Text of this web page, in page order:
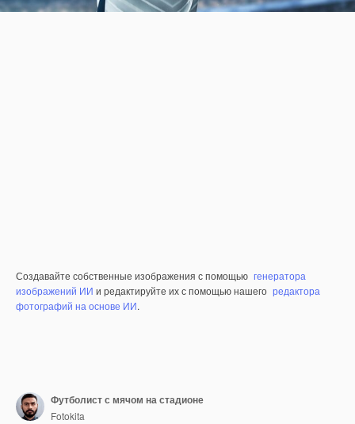
Создавайте собственные изображения с помощью генератора
изображений ИИ и редактируйте их с помощью нашего редактора
фотографий на основе ИИ.
Футболист с мячом на стадионе
Fotokita